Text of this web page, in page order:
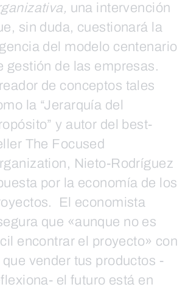
una intervención
sin duda, cuestionará la
del modelo centenario
gestión de las empresas.
de conceptos tales
la “Jerarquía del
y autor del best-
The Focused
Nieto-Rodríguez
por la economía de los
El economista
que «aunque no es
encontrar el proyecto» con
que vender tus productos -
el futuro está en